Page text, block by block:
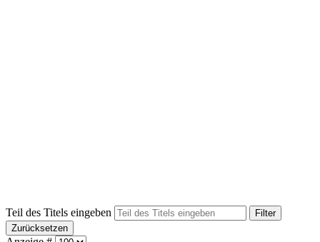
Teil des Titels eingeben
Filter
Zurücksetzen